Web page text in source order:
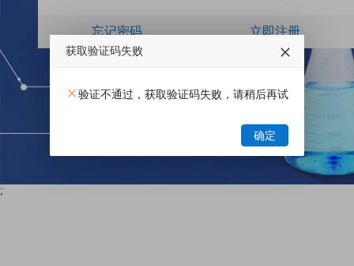
忘记密码 立即注册
;
获取验证码失败
验证不通过，获取验证码失败，请稍后再试
确定